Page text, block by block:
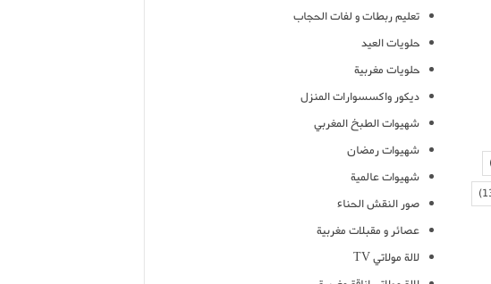
تعليم ربطات و لفات الحجاب
حلويات العيد
حلويات مغربية
ديكور واكسسوارات المنزل
شهيوات الطبخ المغربي
شهيوات رمضان
شهيوات عالمية
صور النقش الحناء
عصائر و مقبلات مغربية
لالة مولاتي TV